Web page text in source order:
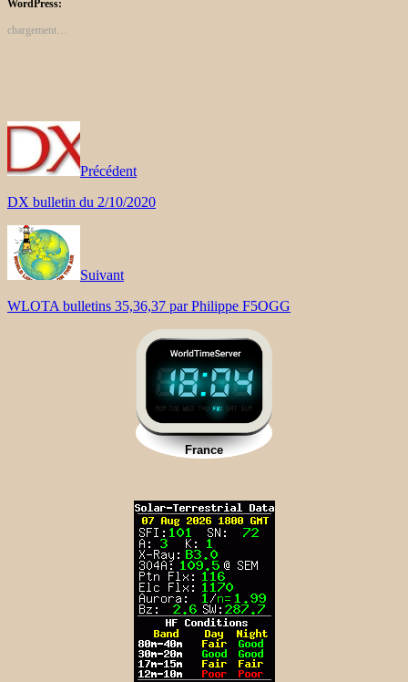
WordPress:
chargement…
Précédent
DX bulletin du 2/10/2020
Suivant
WLOTA bulletins 35,36,37 par Philippe F5OGG